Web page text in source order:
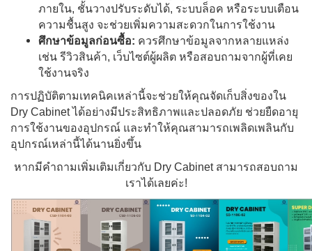
ภายใน, ชั้นวางปรับระดับได้, ระบบล็อค หรือระบบเตือน
ความชื้นสูง จะช่วยเพิ่มความสะดวกในการใช้งาน
ศึกษาข้อมูลก่อนซื้อ: ควรศึกษาข้อมูลจากหลายแหล่ง
เช่น รีวิวสินค้า, เว็บไซต์ผู้ผลิต หรือสอบถามจากผู้ที่เคย
ใช้งานจริง
การปฏิบัติตามเทคนิคเหล่านี้จะช่วยให้คุณจัดเก็บสิ่งของใน
Dry Cabinet ได้อย่างมีประสิทธิภาพและปลอดภัย ช่วยยืดอายุ
การใช้งานของอุปกรณ์ และทำให้คุณสามารถเพลิดเพลินกับ
อุปกรณ์เหล่านี้ได้นานยิ่งขึ้น
หากมีคำถามเพิ่มเติมเกี่ยวกับ Dry Cabinet สามารถสอบถาม
เราได้เลยค่ะ!